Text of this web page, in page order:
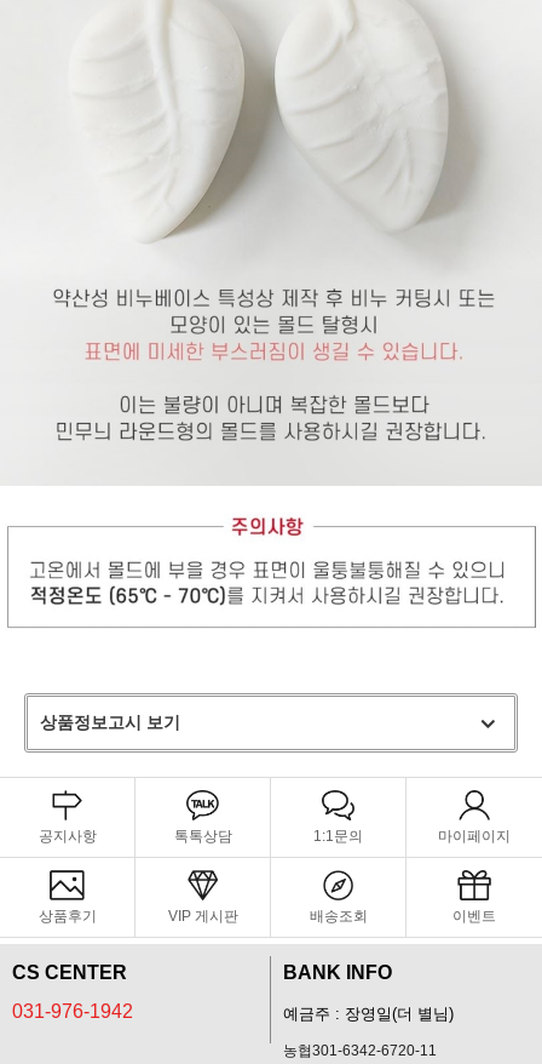
상품정보고시 보기
공지사항 톡톡상담 1:1문의 마이페이지
상품후기 VIP 게시판 배송조회 이벤트
CS CENTER
031-976-1942
BANK INFO
예금주 : 장영일(더 별님)
농협301-6342-6720-11